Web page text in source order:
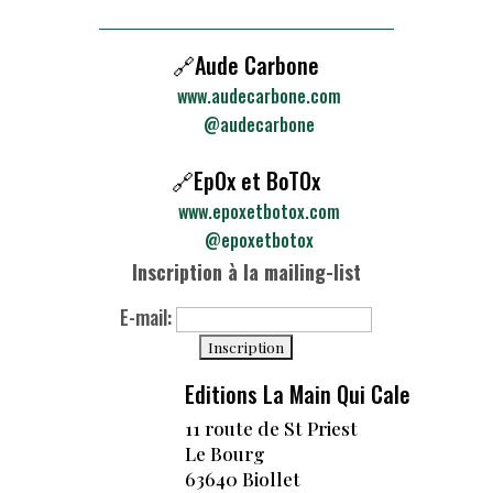
► L'Imposte #8 - FR
► L'Imposte #1 - EN
► L'Imposte #2 - EN
► L'Imposte #3 - EN
► L'Imposte #4 - EN
► L'Imposte #5 - EN
► L'Imposte #6 - EN
► L'Imposte #7 - EN
► L'Imposte #8 - EN
🔗Aude Carbone
www.audecarbone.com
@audecarbone
🔗EpOx et BoTOx
www.epoxetbotox.com
@epoxetbotox
Inscription à la mailing-list
E-mail:
Editions La Main Qui Cale
11 route de St Priest
Le Bourg
63640 Biollet